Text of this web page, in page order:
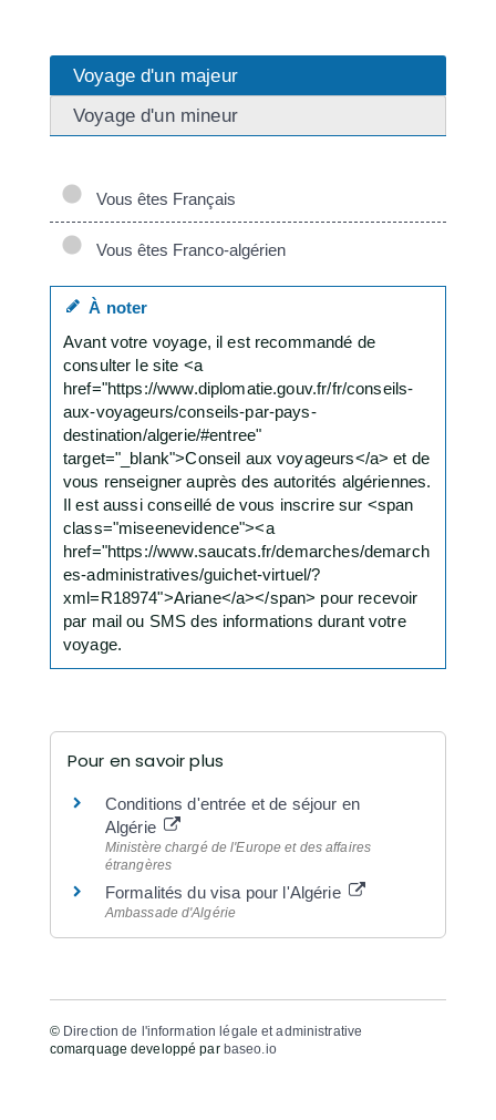
Voyage d'un majeur
Voyage d'un mineur
Vous êtes Français
Vous êtes Franco-algérien
À noter
Avant votre voyage, il est recommandé de
consulter le site <a
href="https://www.diplomatie.gouv.fr/fr/conseils-
aux-voyageurs/conseils-par-pays-
destination/algerie/#entree"
target="_blank">Conseil aux voyageurs</a> et de
vous renseigner auprès des autorités algériennes.
Il est aussi conseillé de vous inscrire sur <span
class="miseenevidence"><a
href="https://www.saucats.fr/demarches/demarch
es-administratives/guichet-virtuel/?
xml=R18974">Ariane</a></span> pour recevoir
par mail ou SMS des informations durant votre
voyage.
Pour en savoir plus
Conditions d'entrée et de séjour en
Algérie
Ministère chargé de l'Europe et des affaires
étrangères
Formalités du visa pour l'Algérie
Ambassade d'Algérie
© Direction de l'information légale et administrative
comarquage developpé par baseo.io